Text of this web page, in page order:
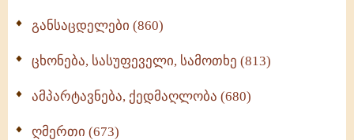
განსაცდელები (860)
ცხონება, სასუფეველი, სამოთხე (813)
ამპარტავნება, ქედმაღლობა (680)
ღმერთი (673)